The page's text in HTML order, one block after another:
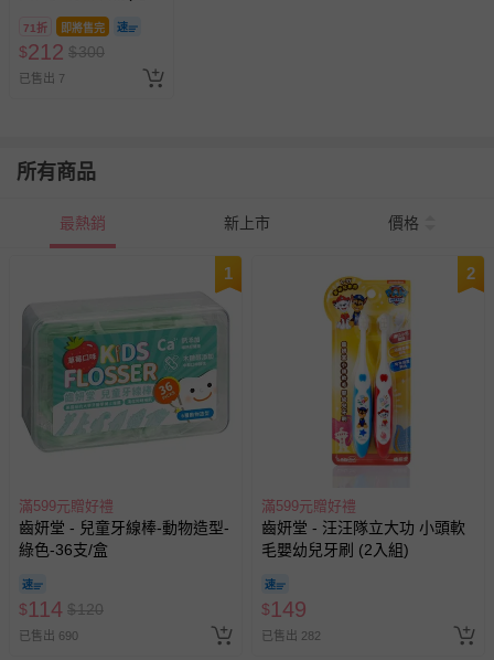
蘋果烏龍/清新柑
橘)-20mL
71折 即將售完
$212 $300
已售出 7
所有商品
最熱銷 新上市 價格
1
滿599元贈好禮
齒妍堂 - 兒童牙線棒-動物造型-
綠色-36支/盒
$114 $120
已售出 690
2
滿599元贈好禮
齒妍堂 - 汪汪隊立大功 小頭軟
毛嬰幼兒牙刷 (2入組)
$149
已售出 282